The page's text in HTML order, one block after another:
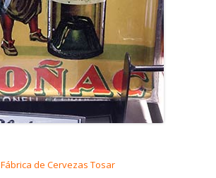
Fábrica de Cervezas Tosar